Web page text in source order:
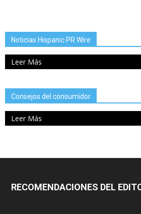
Noticias Hispanic PR Wire
Leer Más
Consejos del consumidor
Leer Más
RECOMENDACIONES DEL